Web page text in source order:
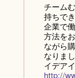
チーム
持ちで
企業で
方法を
ながら
なりま
イデア
http://